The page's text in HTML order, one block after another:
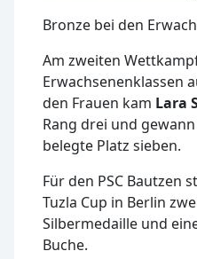
Bronze bei den
Am zweiten
Erwachsenenklassen
den Frauen kam Lara
Rang drei und
belegte Platz sieben.
Für den PSC Bautzen
Tuzla Cup in Berlin
Silbermedaille und
Buche.